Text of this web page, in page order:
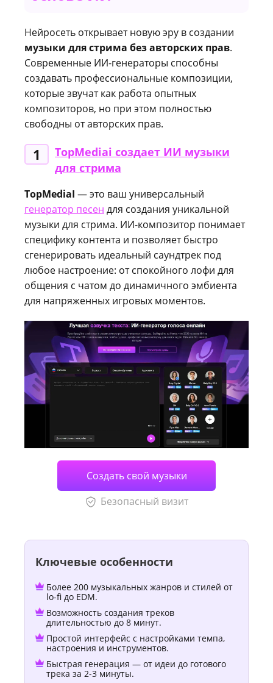
Нейросеть открывает новую эру в создании
музыки для стрима без авторских прав.
Современные ИИ-генераторы способны
создавать профессиональные композиции,
которые звучат как работа опытных
композиторов, но при этом полностью
свободны от авторских прав.
1
TopMediai создает ИИ музыки
для стрима
TopMediaI — это ваш универсальный
генератор песен для создания уникальной
музыки для стрима. ИИ-композитор понимает
специфику контента и позволяет быстро
сгенерировать идеальный саундтрек под
любое настроение: от спокойного лофи для
общения с чатом до динамичного эмбиента
для напряженных игровых моментов.
Создать свой музыки
Безопасный визит
Ключевые особенности
Более 200 музыкальных жанров и стилей от
lo-fi до EDM.
Возможность создания треков
длительностью до 8 минут.
Простой интерфейс с настройками темпа,
настроения и инструментов.
Быстрая генерация — от идеи до готового
трека за 2-3 минуты.